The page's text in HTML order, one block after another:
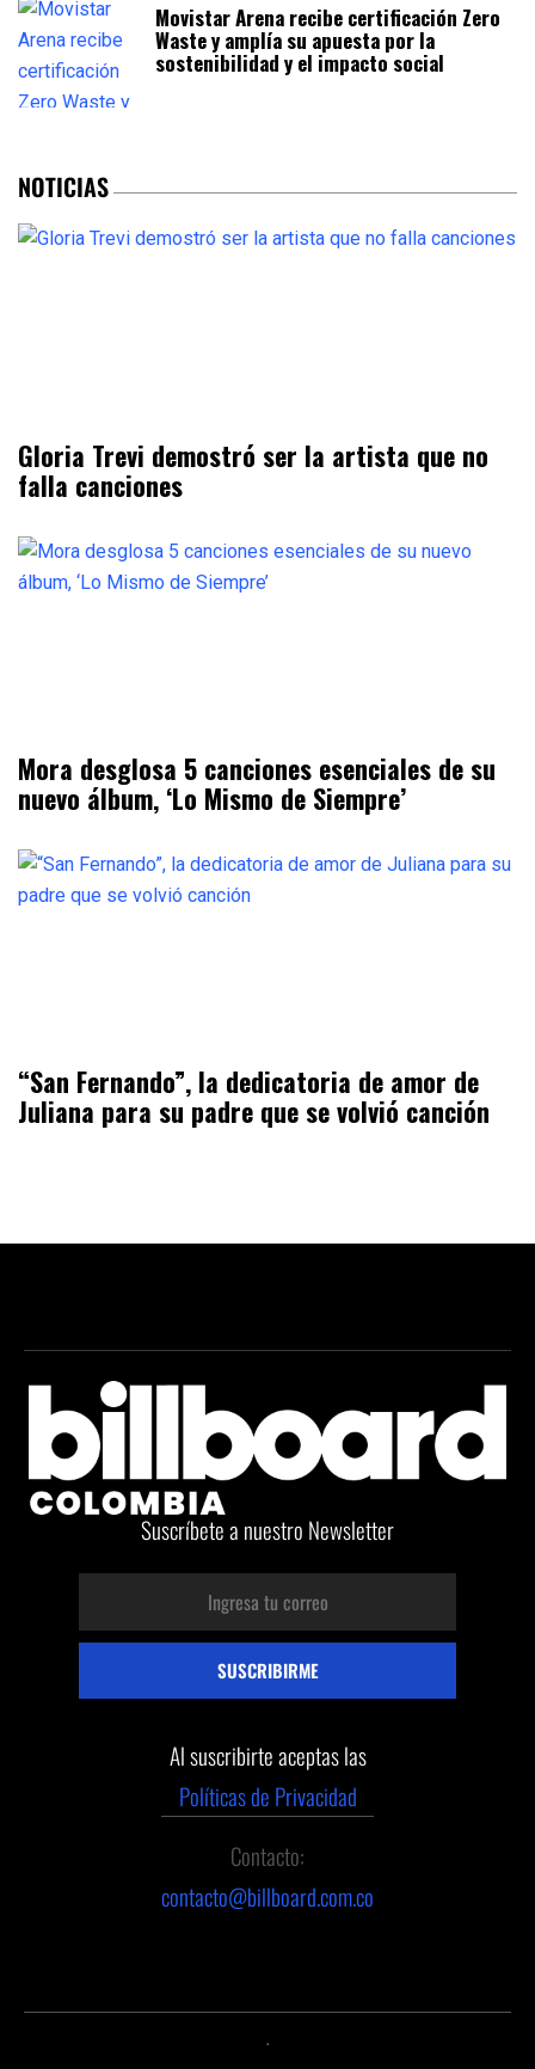
Movistar Arena recibe certificación Zero
Waste y amplía su apuesta por la
sostenibilidad y el impacto social
NOTICIAS
Gloria Trevi demostró ser la artista que no
falla canciones
Mora desglosa 5 canciones esenciales de su
nuevo álbum, ‘Lo Mismo de Siempre’
“San Fernando”, la dedicatoria de amor de
Juliana para su padre que se volvió canción
Suscríbete a nuestro Newsletter
Al suscribirte aceptas las
Políticas de Privacidad
Contacto:
contacto@billboard.com.co
.